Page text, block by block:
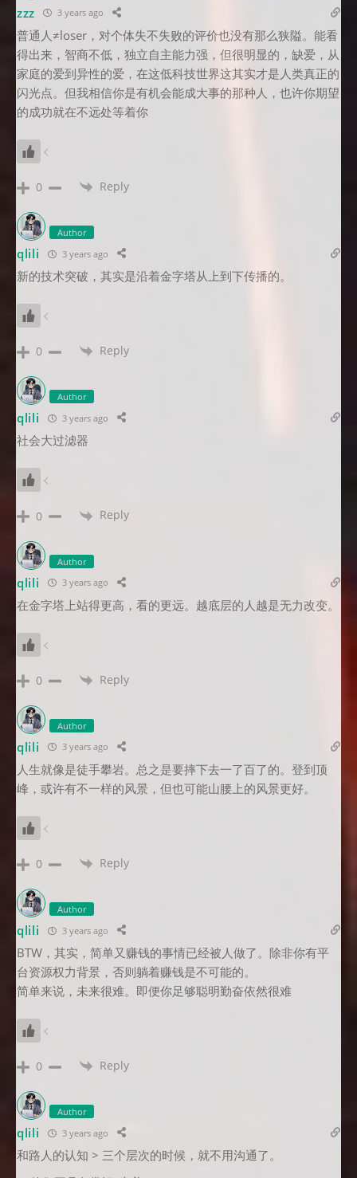
zzz 3 years ago
普通人≠loser，对个体失不失败的评价也没有那么狭隘。能看
得出来，智商不低，独立自主能力强，但很明显的，缺爱，从
家庭的爱到异性的爱，在这低科技世界这其实才是人类真正的
闪光点。但我相信你是有机会能成大事的那种人，也许你期望
的成功就在不远处等着你
0 Reply
Author
qlili 3 years ago
新的技术突破，其实是沿着金字塔从上到下传播的。
0 Reply
Author
qlili 3 years ago
社会大过滤器
0 Reply
Author
qlili 3 years ago
在金字塔上站得更高，看的更远。越底层的人越是无力改变。
0 Reply
Author
qlili 3 years ago
人生就像是徒手攀岩。总之是要摔下去一了百了的。登到顶
峰，或许有不一样的风景，但也可能山腰上的风景更好。
0 Reply
Author
qlili 3 years ago
BTW，其实，简单又赚钱的事情已经被人做了。除非你有平
台资源权力背景，否则躺着赚钱是不可能的。
简单来说，未来很难。即便你足够聪明勤奋依然很难
0 Reply
Author
qlili 3 years ago
和路人的认知 > 三个层次的时候，就不用沟通了。